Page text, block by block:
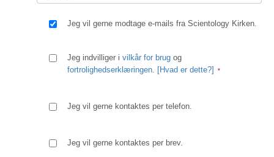
Jeg vil gerne modtage e-mails fra Scientology Kirken.
Jeg indvilliger i vilkår for brug og
fortrolighedserklæringen. [Hvad er dette?]
Jeg vil gerne kontaktes per telefon.
Jeg vil gerne kontaktes per brev.